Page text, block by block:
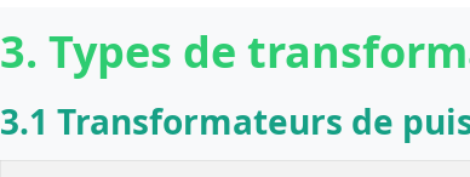
3. Types de
3.1 Transformateurs de